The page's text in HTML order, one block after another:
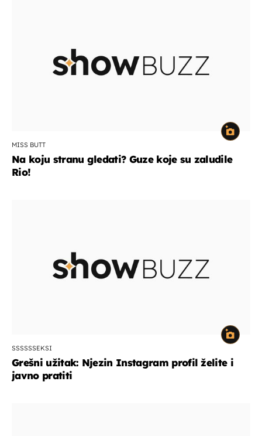
MISS BUTT
Na koju stranu gledati? Guze koje su zaludile
Rio!
SSSSSSEKSI
Grešni užitak: Njezin Instagram profil želite i
javno pratiti